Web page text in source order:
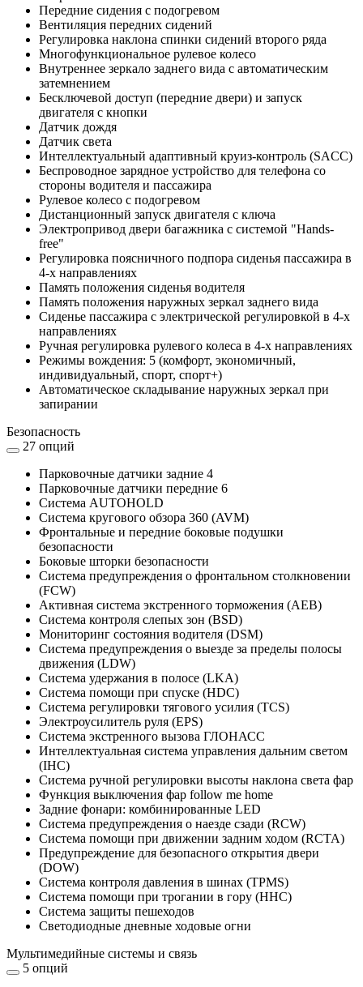
Передние сидения с подогревом
Вентиляция передних сидений
Регулировка наклона спинки сидений второго ряда
Многофункциональное рулевое колесо
Внутреннее зеркало заднего вида с автоматическим
затемнением
Бесключевой доступ (передние двери) и запуск
двигателя с кнопки
Датчик дождя
Датчик света
Интеллектуальный адаптивный круиз-контроль (SACC)
Беспроводное зарядное устройство для телефона со
стороны водителя и пассажира
Рулевое колесо с подогревом
Дистанционный запуск двигателя с ключа
Электропривод двери багажника с системой "Hands-
free"
Регулировка поясничного подпора сиденья пассажира в
4-х направлениях
Память положения сиденья водителя
Память положения наружных зеркал заднего вида
Сиденье пассажира с электрической регулировкой в 4-х
направлениях
Ручная регулировка рулевого колеса в 4-х направлениях
Режимы вождения: 5 (комфорт, экономичный,
индивидуальный, спорт, спорт+)
Автоматическое складывание наружных зеркал при
запирании
Безопасность
27 опций
Парковочные датчики задние 4
Парковочные датчики передние 6
Cистема AUTOHOLD
Система кругового обзора 360 (AVM)
Фронтальные и передние боковые подушки
безопасности
Боковые шторки безопасности
Система предупреждения о фронтальном столкновении
(FCW)
Активная система экстренного торможения (AEB)
Система контроля слепых зон (BSD)
Мониторинг состояния водителя (DSM)
Система предупреждения о выезде за пределы полосы
движения (LDW)
Система удержания в полосе (LKA)
Система помощи при спуске (HDC)
Система регулировки тягового усилия (TCS)
Электроусилитель руля (EPS)
Система экстренного вызова ГЛОНАСС
Интеллектуальная система управления дальним светом
(IHC)
Система ручной регулировки высоты наклона света фар
Функция выключения фар follow me home
Задние фонари: комбинированные LED
Система предупреждения о наезде сзади (RCW)
Система помощи при движении задним ходом (RCTA)
Предупреждение для безопасного открытия двери
(DOW)
Система контроля давления в шинах (TPMS)
Система помощи при трогании в гору (HHC)
Система защиты пешеходов
Светодиодные дневные ходовые огни
Мультимедийные системы и связь
5 опций